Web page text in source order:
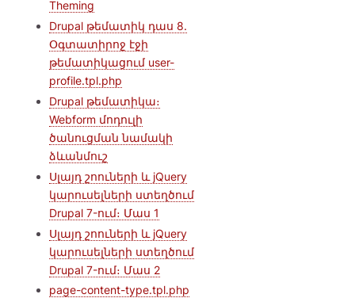
Theming
Drupal թեմատիկ դաս 8.
Օգտատիրոջ էջի
թեմատիկացում user-
profile.tpl.php
Drupal թեմատիկա։
Webform մոդուլի
ծանուցման նամակի
ձևանմուշ
Սլայդ շոուների և jQuery
կարուսելների ստեղծում
Drupal 7-ում։ Մաս 1
Սլայդ շոուների և jQuery
կարուսելների ստեղծում
Drupal 7-ում։ Մաս 2
page-content-type.tpl.php